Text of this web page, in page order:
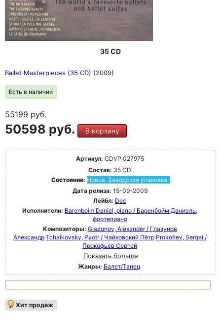
35 CD
Ballet Masterpieces (35 CD) (2009)
Есть в наличии
55199руб.
50598 руб. В корзину
Артикул: CDVP 027975
Состав: 35 CD
Состояние: Новое. Заводская упаковка.
Дата релиза: 15-09-2009
Лейбл: Dec
Исполнители: Barenboim Daniel, piano / Баренбойм Даниэль,
фортепиано
Композиторы: Glazunov, Alexander / Глазунов
Александр Tchaikovsky, Pyotr / Чайковский Пётр Prokofiev, Sergei /
Прокофьев Сергей
Показать больше
Жанры: Балет/Танец
Хит продаж